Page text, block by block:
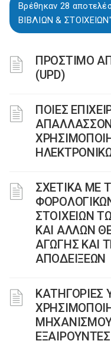
Βρέθηκαν 28
ΒΙΒΛΙΩΝ & ΣΤΟΙΧΕΙΩΝ"
ΠΡΟΣΤΙΜΟ
(UPD)
ΠΟΙΕΣ
ΣΧΕΤΙΚΑ ΜΕ
ΣΤΟΙΧΕΙΩΝ
ΚΑΙ ΑΛΛΩΝ
ΑΓΩΓΗΣ ΚΑΙ
ΑΠΟΔΕΙΞΕΩΝ
ΚΑΤΗΓΟΡΙΕΣ
ΜΗΧΑΝΙΣΜΟΥ
ΕΞΑΙΡΟΥΝΤΕΣ